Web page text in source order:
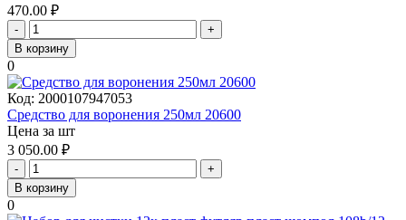
470.00 ₽
-
+
В корзину
0
Код: 2000107947053
Средство для воронения 250мл 20600
Цена за шт
3 050.00 ₽
-
+
В корзину
0